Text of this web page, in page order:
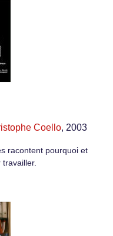
Coello, 2003
racontent pourquoi et